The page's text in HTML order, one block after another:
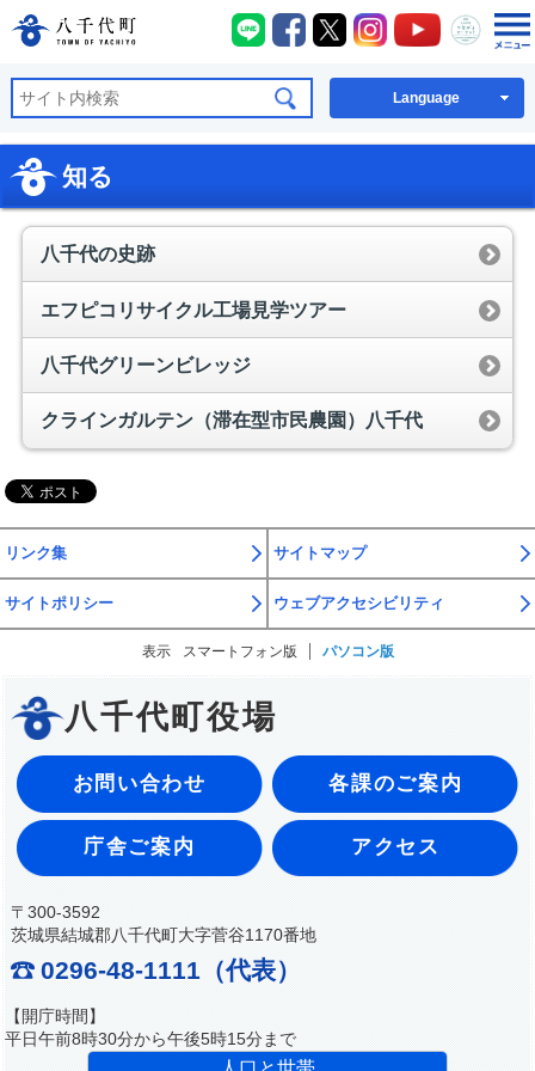
八千代町公式ホームページ
八千代町LINE
八千代町Facebook
八千代町X八千代町Instagram
八千代町
八千
Language
知る
八千代の史跡
エフピコリサイクル工場見学ツアー
八千代グリーンビレッジ
クラインガルテン（滞在型市民農園）八千代
リンク集 サイトマップ
サイトポリシー ウェブアクセシビリティ
表示 スマートフォン版 パソコン版
八千代町役場
お問い合わせ 各課のご案内
庁舎ご案内 アクセス
〒300-3592
茨城県結城郡八千代町大字菅谷1170番地
0296-48-1111（代表）
【開庁時間】
平日午前8時30分から午後5時15分まで